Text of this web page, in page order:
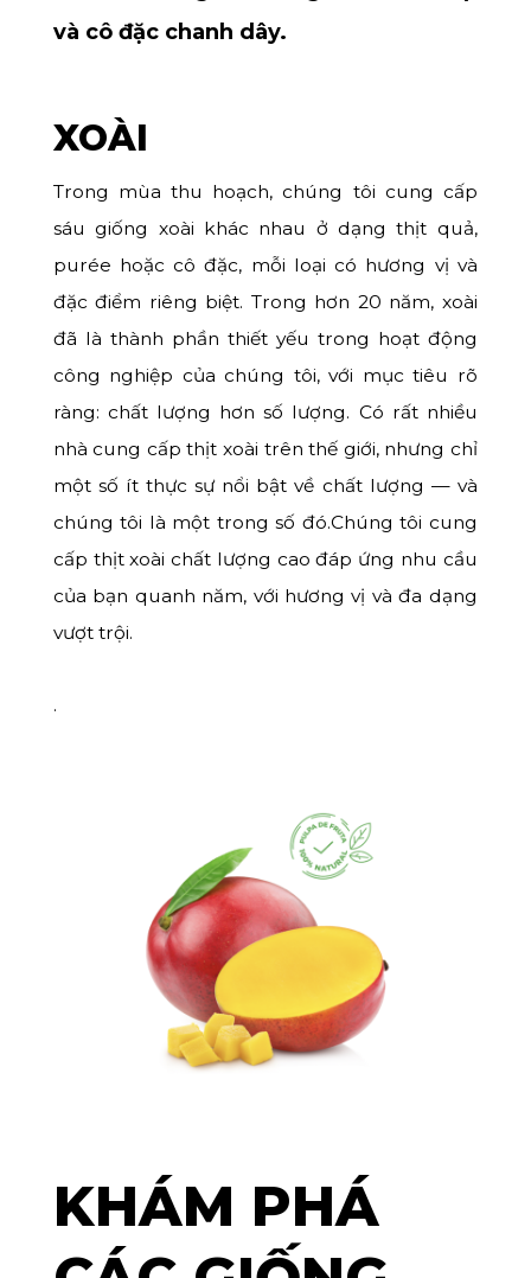
và cô đặc chanh dây.
XOÀI
Trong mùa thu hoạch, chúng tôi cung cấp
sáu giống xoài khác nhau ở dạng thịt quả,
purée hoặc cô đặc, mỗi loại có hương vị và
đặc điểm riêng biệt. Trong hơn 20 năm, xoài
đã là thành phần thiết yếu trong hoạt động
công nghiệp của chúng tôi, với mục tiêu rõ
ràng: chất lượng hơn số lượng. Có rất nhiều
nhà cung cấp thịt xoài trên thế giới, nhưng chỉ
một số ít thực sự nổi bật về chất lượng — và
chúng tôi là một trong số đó.Chúng tôi cung
cấp thịt xoài chất lượng cao đáp ứng nhu cầu
của bạn quanh năm, với hương vị và đa dạng
vượt trội.
.
KHÁM PHÁ